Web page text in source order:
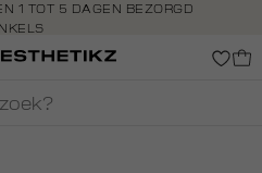
1 TOT 5 DAGEN BEZORGD
DAGEN IN DE WINKEL
RIVERTY, APPLE PAY &